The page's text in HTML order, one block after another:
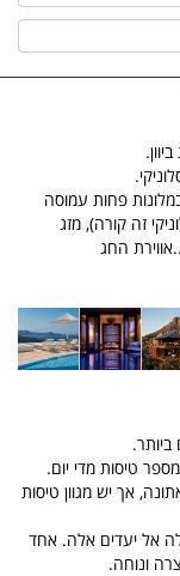
פחות עמוסה
זה קורה), מזג
החג
טיסות מדי יום.
אך יש מגוון טיסות
אל יעדים אלה. אחד
ונוחה.